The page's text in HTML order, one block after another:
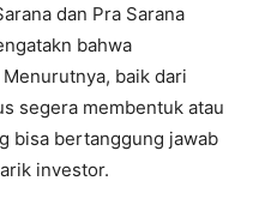
dan Pra Sarana
bahwa
baik dari
segera membentuk atau
bisa bertanggung jawab
investor.